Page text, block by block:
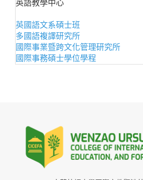
英語教學中心
英國語文系碩士班
多國語複譯研究所
國際事業暨跨文化管理研究所
國際事務碩士學位學程